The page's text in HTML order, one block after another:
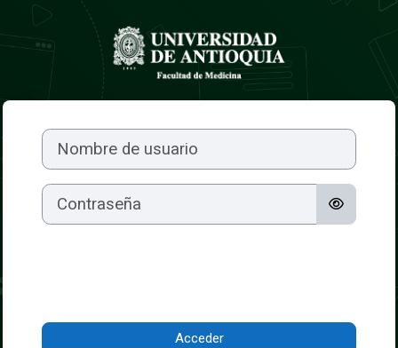
Salta al contenido principal
Entrar a
Nombre de usuario
Contraseña
Acceder